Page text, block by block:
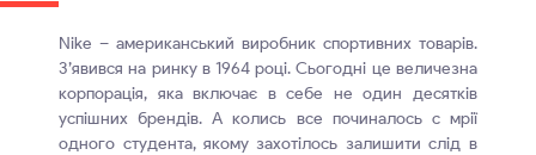
Nike – американський виробник спортивних товарів.
З’явився на ринку в 1964 році. Сьогодні це величезна
корпорація, яка включає в себе не один десятків
успішних брендів. А колись все починалось с мрії
одного студента, якому захотілось залишити слід в